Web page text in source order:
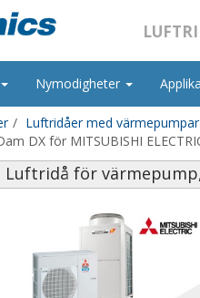
Nymodigheter
Luftridåer med
DX för MITSUBISHI
Luftridå för värmepump,